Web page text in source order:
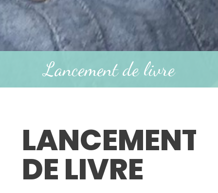
Lancement de livre
LANCEMENT
DE LIVRE